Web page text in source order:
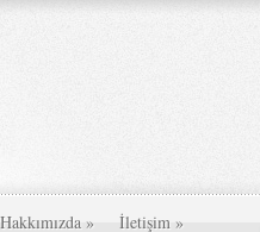
Hakkımızda » İletişim »